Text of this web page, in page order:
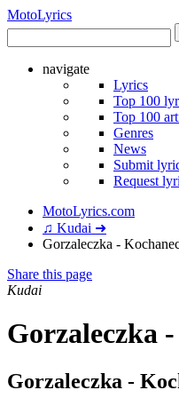
MotoLyrics
navigate
Lyrics
Top 100
Top 100
Genres
News
Submit
Request
MotoLyrics.com
♫ Kudai ➜
Gorzaleczka -
Share this page
Kudai
Gorzaleczka
Gorzaleczka -